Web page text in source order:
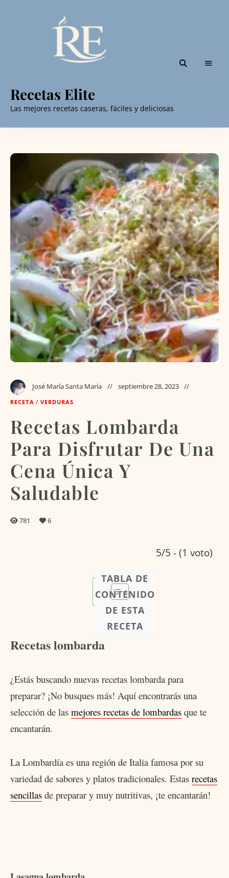
Recetas Elite
Las mejores recetas caseras, fáciles y deliciosas
José María Santa María septiembre 28, 2023
RECETA / VERDURAS
Recetas Lombarda
Para Disfrutar De Una
Cena Única Y
Saludable
781 6
5/5 - (1 voto)
TABLA DE
CONTENIDO
DE ESTA
RECETA
Recetas lombarda
¿Estás buscando nuevas recetas lombarda para
preparar? ¡No busques más! Aquí encontrarás una
selección de las mejores recetas de lombardas que te
encantarán.
La Lombardía es una región de Italia famosa por su
variedad de sabores y platos tradicionales. Estas recetas
sencillas de preparar y muy nutritivas, ¡te encantarán!